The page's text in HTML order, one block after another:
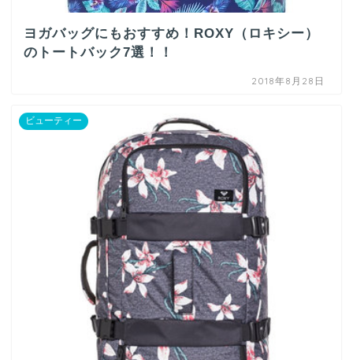
ヨガバッグにもおすすめ！ROXY（ロキシー）
のトートバック7選！！
2018年8月28日
ビューティー